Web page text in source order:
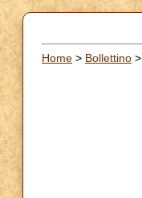
Home > Bollettino >